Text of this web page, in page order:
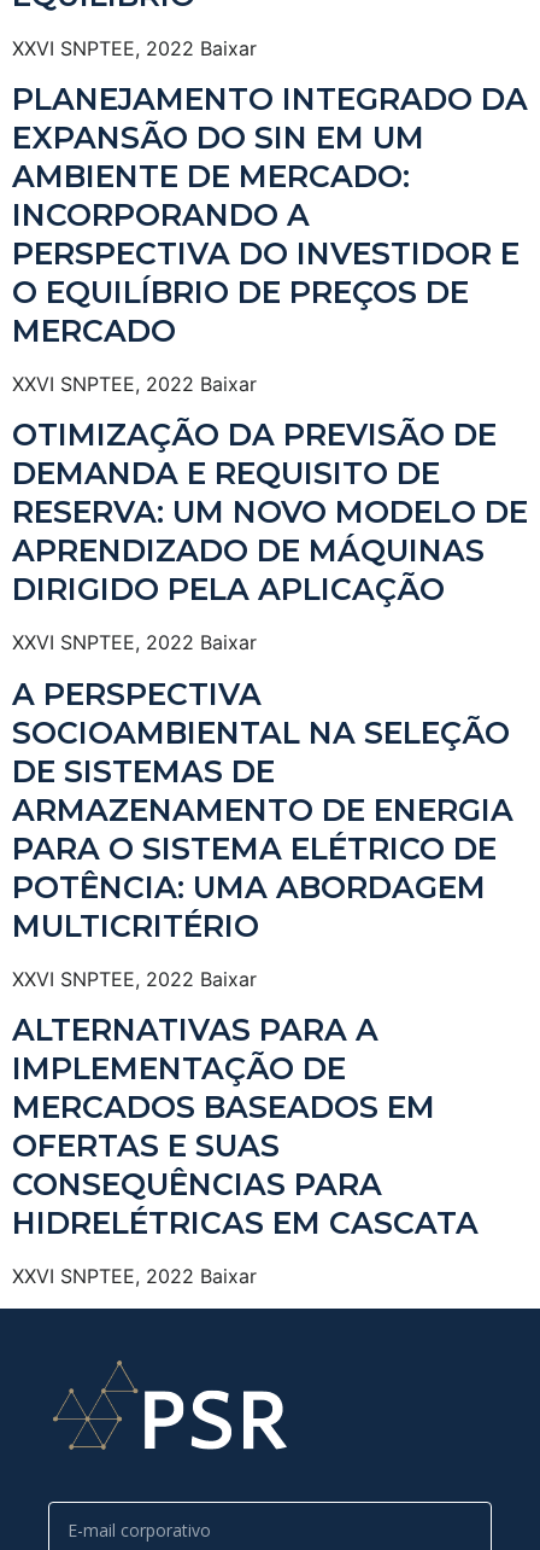
XXVI SNPTEE, 2022 Baixar
PLANEJAMENTO INTEGRADO DA
EXPANSÃO DO SIN EM UM
AMBIENTE DE MERCADO:
INCORPORANDO A
PERSPECTIVA DO INVESTIDOR E
O EQUILÍBRIO DE PREÇOS DE
MERCADO
XXVI SNPTEE, 2022 Baixar
OTIMIZAÇÃO DA PREVISÃO DE
DEMANDA E REQUISITO DE
RESERVA: UM NOVO MODELO DE
APRENDIZADO DE MÁQUINAS
DIRIGIDO PELA APLICAÇÃO
XXVI SNPTEE, 2022 Baixar
A PERSPECTIVA
SOCIOAMBIENTAL NA SELEÇÃO
DE SISTEMAS DE
ARMAZENAMENTO DE ENERGIA
PARA O SISTEMA ELÉTRICO DE
POTÊNCIA: UMA ABORDAGEM
MULTICRITÉRIO
XXVI SNPTEE, 2022 Baixar
ALTERNATIVAS PARA A
IMPLEMENTAÇÃO DE
MERCADOS BASEADOS EM
OFERTAS E SUAS
CONSEQUÊNCIAS PARA
HIDRELÉTRICAS EM CASCATA
XXVI SNPTEE, 2022 Baixar